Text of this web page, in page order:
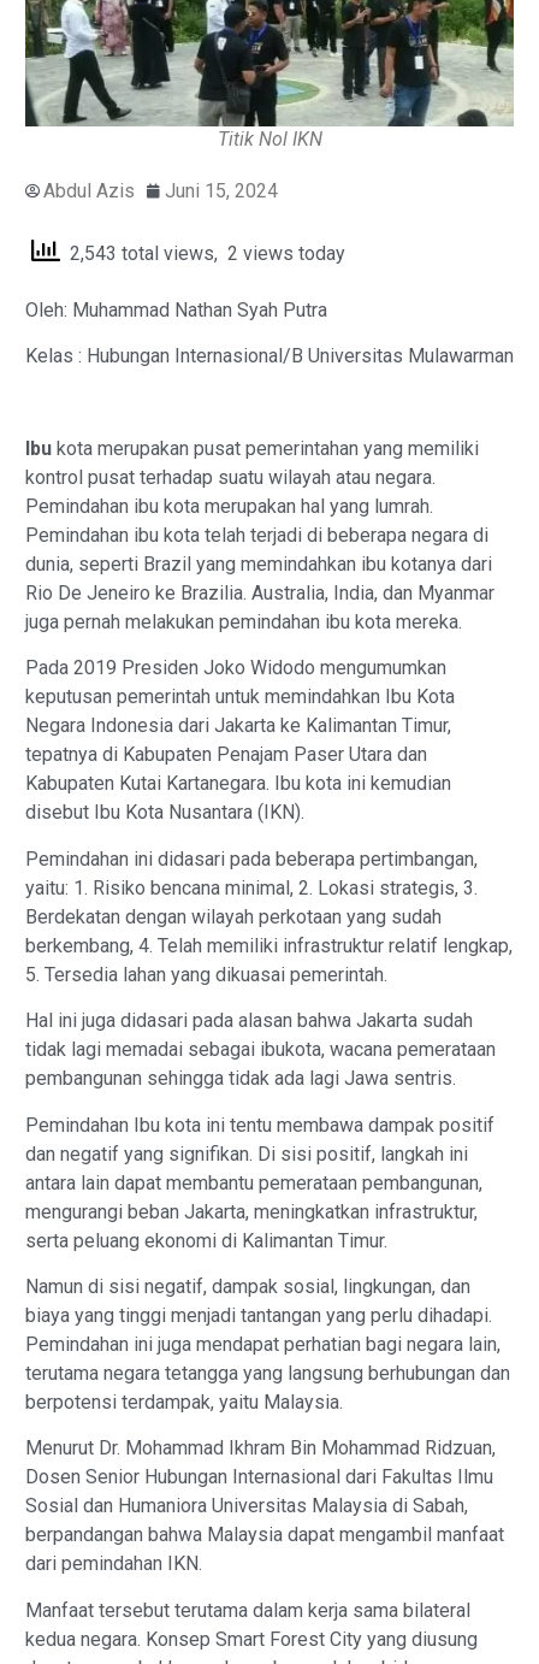
Titik Nol IKN
Abdul Azis Juni 15, 2024
2,543 total views, 2 views today
Oleh: Muhammad Nathan Syah Putra
Kelas : Hubungan Internasional/B Universitas Mulawarman
Ibu kota merupakan pusat pemerintahan yang memiliki
kontrol pusat terhadap suatu wilayah atau negara.
Pemindahan ibu kota merupakan hal yang lumrah.
Pemindahan ibu kota telah terjadi di beberapa negara di
dunia, seperti Brazil yang memindahkan ibu kotanya dari
Rio De Jeneiro ke Brazilia. Australia, India, dan Myanmar
juga pernah melakukan pemindahan ibu kota mereka.
Pada 2019 Presiden Joko Widodo mengumumkan
keputusan pemerintah untuk memindahkan Ibu Kota
Negara Indonesia dari Jakarta ke Kalimantan Timur,
tepatnya di Kabupaten Penajam Paser Utara dan
Kabupaten Kutai Kartanegara. Ibu kota ini kemudian
disebut Ibu Kota Nusantara (IKN).
Pemindahan ini didasari pada beberapa pertimbangan,
yaitu: 1. Risiko bencana minimal, 2. Lokasi strategis, 3.
Berdekatan dengan wilayah perkotaan yang sudah
berkembang, 4. Telah memiliki infrastruktur relatif lengkap,
5. Tersedia lahan yang dikuasai pemerintah.
Hal ini juga didasari pada alasan bahwa Jakarta sudah
tidak lagi memadai sebagai ibukota, wacana pemerataan
pembangunan sehingga tidak ada lagi Jawa sentris.
Pemindahan Ibu kota ini tentu membawa dampak positif
dan negatif yang signifikan. Di sisi positif, langkah ini
antara lain dapat membantu pemerataan pembangunan,
mengurangi beban Jakarta, meningkatkan infrastruktur,
serta peluang ekonomi di Kalimantan Timur.
Namun di sisi negatif, dampak sosial, lingkungan, dan
biaya yang tinggi menjadi tantangan yang perlu dihadapi.
Pemindahan ini juga mendapat perhatian bagi negara lain,
terutama negara tetangga yang langsung berhubungan dan
berpotensi terdampak, yaitu Malaysia.
Menurut Dr. Mohammad Ikhram Bin Mohammad Ridzuan,
Dosen Senior Hubungan Internasional dari Fakultas Ilmu
Sosial dan Humaniora Universitas Malaysia di Sabah,
berpandangan bahwa Malaysia dapat mengambil manfaat
dari pemindahan IKN.
Manfaat tersebut terutama dalam kerja sama bilateral
kedua negara. Konsep Smart Forest City yang diusung